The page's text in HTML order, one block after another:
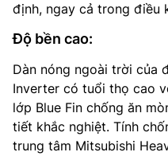
định, ngay cả trong điều
Độ bền cao:
Dàn nóng ngoài trời của
Inverter có tuổi thọ cao
lớp Blue Fin chống ăn
tiết khắc nghiệt. Tính
trung tâm Mitsubishi